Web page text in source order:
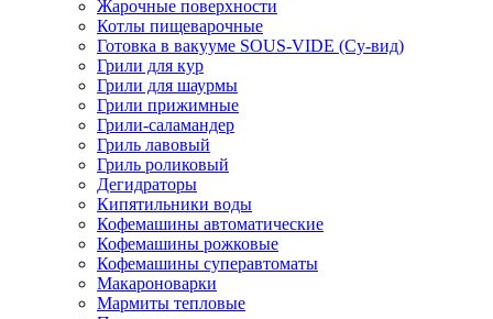
Жарочные поверхности
Котлы пищеварочные
Готовка в вакууме SOUS-VIDE (Су-вид)
Грили для кур
Грили для шаурмы
Грили прижимные
Грили-саламандер
Гриль лавовый
Гриль роликовый
Дегидраторы
Кипятильники воды
Кофемашины автоматические
Кофемашины рожковые
Кофемашины суперавтоматы
Макароноварки
Мармиты тепловые